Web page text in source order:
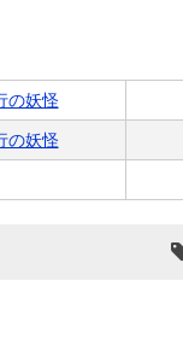
の妖怪
の妖怪